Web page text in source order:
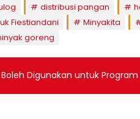
distribusi pangan
Fiestiandani Minyakita
goreng
Digunakan untuk Program